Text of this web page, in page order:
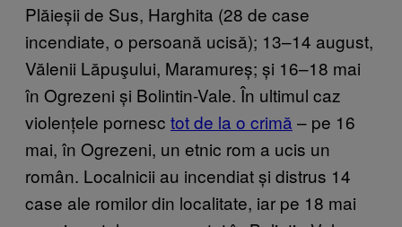
Plăieșii de Sus, Harghita (28 de case
incendiate, o persoană ucisă); 13–14 august,
Vălenii Lăpuşului, Maramureș; și 16–18 mai
în Ogrezeni și Bolintin-Vale. În ultimul caz
violențele pornesc tot de la o crimă – pe 16
mai, în Ogrezeni, un etnic rom a ucis un
român. Localnicii au incendiat și distrus 14
case ale romilor din localitate, iar pe 18 mai